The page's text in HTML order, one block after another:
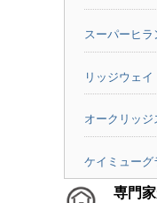
スーパーヒ
リッジウェイ
オークリッジ
ケイミューグ
専門